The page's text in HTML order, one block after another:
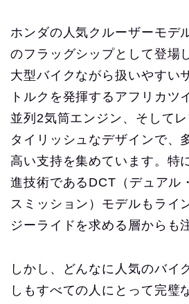
ホンダの人気クルーザーモデ
のフラッグシップとして登場
大型バイクながら扱いやすい
トルクを発揮するアフリカツ
並列2気筒エンジン、そして
タイリッシュなデザインで、
高い支持を集めています。特
進技術であるDCT（デュアル
スミッション）モデルもライ
ジーライドを求める層からも
しかし、どんなに人気のバイ
しもすべての人にとって完璧